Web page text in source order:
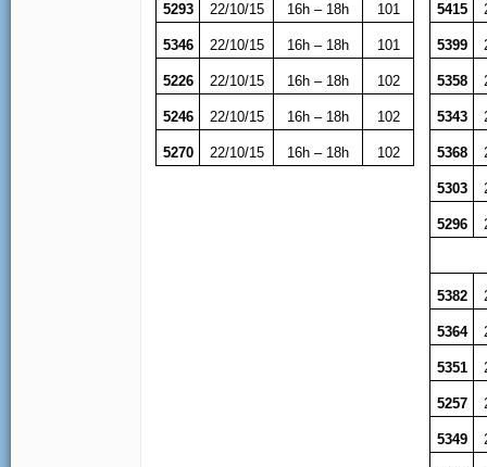
5293 22/10/15 16h – 18h 101 5415
5346 22/10/15 16h – 18h 101 5399
5226 22/10/15 16h – 18h 102 5358
5246 22/10/15 16h – 18h 102 5343
5270 22/10/15 16h – 18h 102 5368
5303
5296
5382
5364
5351
5257
5349